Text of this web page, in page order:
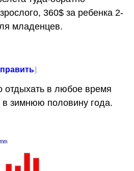
360$ за ребенка 2-
младенцев.
править]
в любое время
в зимнюю половину года.